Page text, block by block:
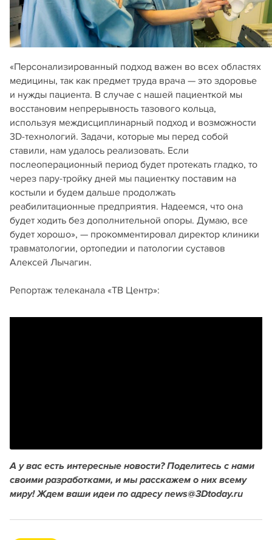
«Персонализированный подход важен во всех областях
медицины, так как предмет труда врача — это здоровье
и нужды пациента. В случае с нашей пациенткой мы
восстановим непрерывность тазового кольца,
используя междисциплинарный подход и возможности
3D-технологий. Задачи, которые мы перед собой
ставили, нам удалось реализовать. Если
послеоперационный период будет протекать гладко, то
через пару-тройку дней мы пациентку поставим на
костыли и будем дальше продолжать
реабилитационные предприятия. Надеемся, что она
будет ходить без дополнительной опоры. Думаю, все
будет хорошо», — прокомментировал директор клиники
травматологии, ортопедии и патологии суставов
Алексей Лычагин.
Репортаж телеканала «ТВ Центр»:
А у вас есть интересные новости? Поделитесь с нами
своими разработками, и мы расскажем о них всему
миру! Ждем ваши идеи по адресу news@3Dtoday.ru